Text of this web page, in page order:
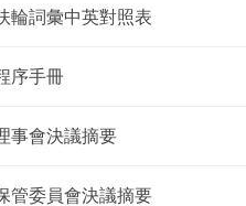
輪詞彙中英對照表
序手冊
事會決議摘要
管委員會決議摘要